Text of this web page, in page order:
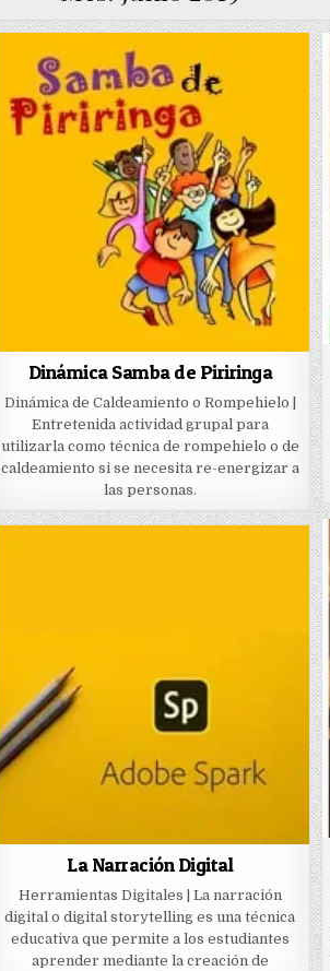
Dinámica Samba de Piriringa
Dinámica de Caldeamiento o Rompehielo |
Entretenida actividad grupal para
utilizarla como técnica de rompehielo o de
caldeamiento si se necesita re-energizar a
las personas.
La Narración Digital
Herramientas Digitales | La narración
digital o digital storytelling es una técnica
educativa que permite a los estudiantes
aprender mediante la creación de